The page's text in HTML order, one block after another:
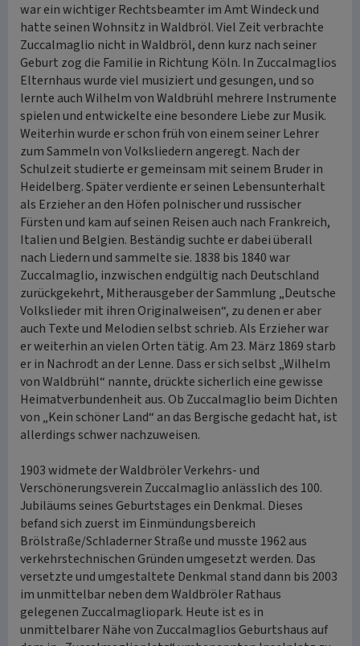
war ein wichtiger Rechtsbeamter im Amt Windeck und
hatte seinen Wohnsitz in Waldbröl. Viel Zeit verbrachte
Zuccalmaglio nicht in Waldbröl, denn kurz nach seiner
Geburt zog die Familie in Richtung Köln. In Zuccalmaglios
Elternhaus wurde viel musiziert und gesungen, und so
lernte auch Wilhelm von Waldbrühl mehrere Instrumente
spielen und entwickelte eine besondere Liebe zur Musik.
Weiterhin wurde er schon früh von einem seiner Lehrer
zum Sammeln von Volksliedern angeregt. Nach der
Schulzeit studierte er gemeinsam mit seinem Bruder in
Heidelberg. Später verdiente er seinen Lebensunterhalt
als Erzieher an den Höfen polnischer und russischer
Fürsten und kam auf seinen Reisen auch nach Frankreich,
Italien und Belgien. Beständig suchte er dabei überall
nach Liedern und sammelte sie. 1838 bis 1840 war
Zuccalmaglio, inzwischen endgültig nach Deutschland
zurückgekehrt, Mitherausgeber der Sammlung „Deutsche
Volkslieder mit ihren Originalweisen“, zu denen er aber
auch Texte und Melodien selbst schrieb. Als Erzieher war
er weiterhin an vielen Orten tätig. Am 23. März 1869 starb
er in Nachrodt an der Lenne. Dass er sich selbst „Wilhelm
von Waldbrühl“ nannte, drückte sicherlich eine gewisse
Heimatverbundenheit aus. Ob Zuccalmaglio beim Dichten
von „Kein schöner Land“ an das Bergische gedacht hat, ist
allerdings schwer nachzuweisen.
1903 widmete der Waldbröler Verkehrs- und
Verschönerungsverein Zuccalmaglio anlässlich des 100.
Jubiläums seines Geburtstages ein Denkmal. Dieses
befand sich zuerst im Einmündungsbereich
Brölstraße/Schladerner Straße und musste 1962 aus
verkehrstechnischen Gründen umgesetzt werden. Das
versetzte und umgestaltete Denkmal stand dann bis 2003
im unmittelbar neben dem Waldbröler Rathaus
gelegenen Zuccalmagliopark. Heute ist es in
unmittelbarer Nähe von Zuccalmaglios Geburtshaus auf